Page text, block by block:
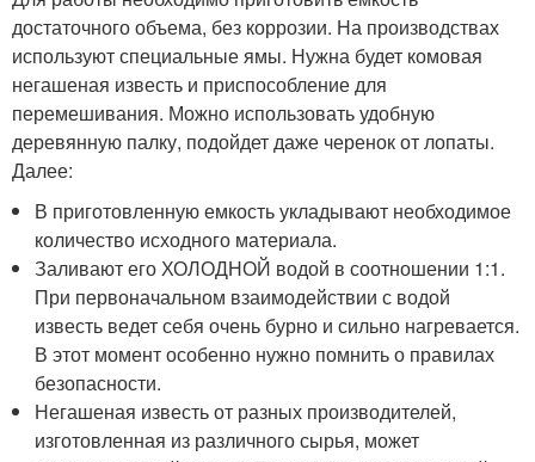
достаточного объема, без коррозии. На производствах
используют специальные ямы. Нужна будет комовая
негашеная известь и приспособление для
перемешивания. Можно использовать удобную
деревянную палку, подойдет даже черенок от лопаты.
Далее:
В приготовленную емкость укладывают необходимое
количество исходного материала.
Заливают его ХОЛОДНОЙ водой в соотношении 1:1.
При первоначальном взаимодействии с водой
известь ведет себя очень бурно и сильно нагревается.
В этот момент особенно нужно помнить о правилах
безопасности.
Негашеная известь от разных производителей,
изготовленная из различного сырья, может